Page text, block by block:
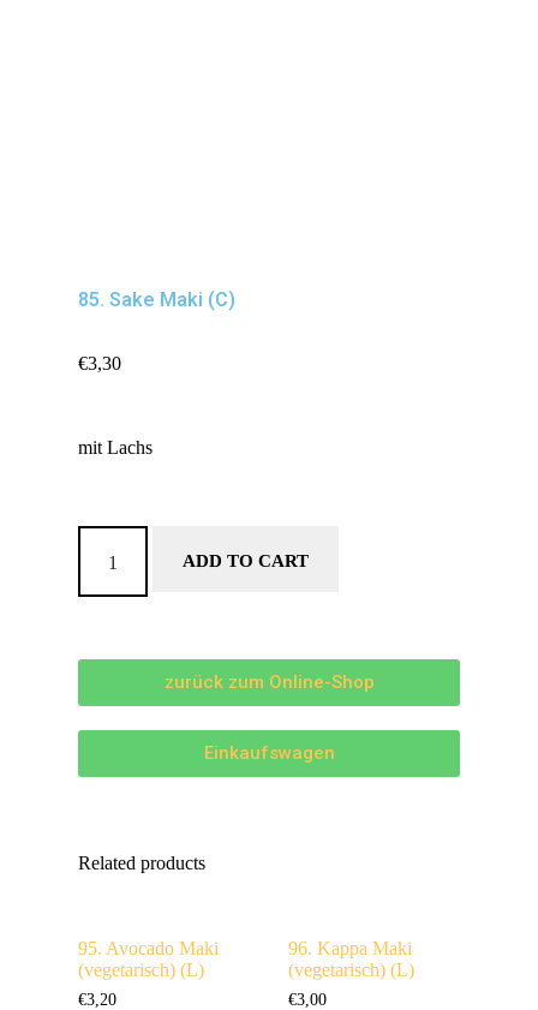
85. Sake Maki (C)
€3,30
mit Lachs
ADD TO CART
zurück zum Online-Shop
Einkaufswagen
Related products
95. Avocado Maki
(vegetarisch) (L)
€3,20
96. Kappa Maki
(vegetarisch) (L)
€3,00